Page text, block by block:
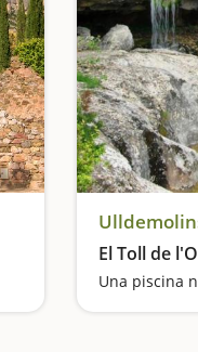
El Toll de